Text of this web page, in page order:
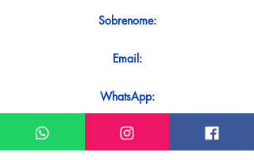
Sobrenome:
Email:
WhatsApp:
Mensagem: